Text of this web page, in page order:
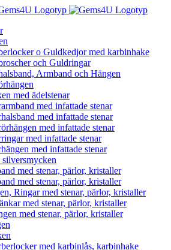
o Guldkedjor med karbinhake
och Guldringar
Armband och Hängen
med ädelstenar
med infattade stenar
med infattade stenar
med infattade stenar
med infattade stenar
med infattade stenar
med stenar, pärlor, kristaller
med stenar, pärlor, kristaller
Ringar med stenar, pärlor, kristaller
med stenar, pärlor, kristaller
med stenar, pärlor, kristaller
med karbinlås, karbinhake